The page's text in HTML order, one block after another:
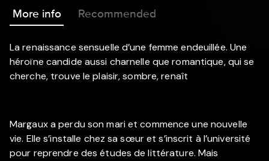
More info Recommended
La renaissance sensuelle d’une femme endeuillée. Une
héroïne candide aussi charnelle que romantique, qui se
cherche, trouve le plaisir, sombre, renaît
Margaux a perdu son mari et commence une nouvelle
vie. Elle s’installe chez sa sœur et s’inscrit à l’université
pour reprendre des études de littérature. Mais